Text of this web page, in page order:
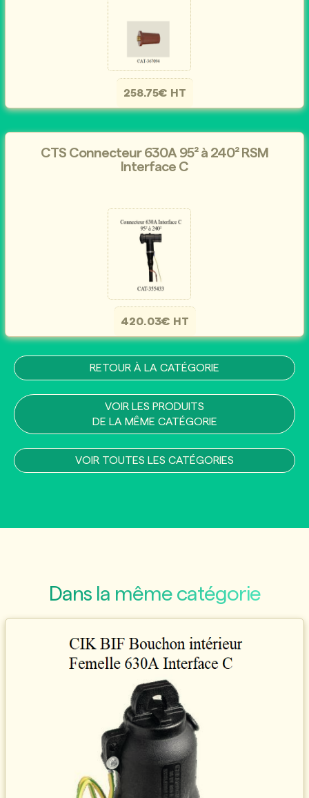
258.75€ HT
CTS Connecteur 630A 95² à 240² RSM
Interface C
420.03€ HT
RETOUR À LA CATÉGORIE
VOIR LES PRODUITS
DE LA MÊME CATÉGORIE
VOIR TOUTES LES CATÉGORIES
Dans la même catégorie